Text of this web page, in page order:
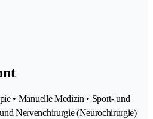
• Manuelle Medizin • Sport- und
Nervenchirurgie (Neurochirurgie)